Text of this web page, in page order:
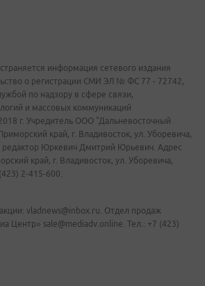
информация сетевого издания
о регистрации СМИ ЭЛ № ФС 77 - 72742,
по надзору в сфере связи,
и массовых коммуникаций
г. Учредитель ООО "Дальневосточный
край, г. Владивосток, ул. Уборевича,
редактор Юркевич Дмитрий Юрьевич. Адрес
край, г. Владивосток, ул. Уборевича,
2-415-600.
vladnews@inbox.ru. Отдел продаж
Центр» sale@mediadv.online. Тел.: +7 (423)